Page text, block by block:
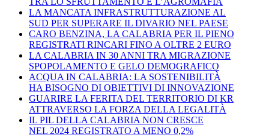
LA MANCATA INFRASTRUTTURAZIONE AL
SUD PER SUPERARE IL DIVARIO NEL PAESE
CARO BENZINA, LA CALABRIA PER IL PIENO
REGISTRATI RINCARI FINO A OLTRE 2 EURO
LA CALABRIA IN 30 ANNI TRA MIGRAZIONE
SPOPOLAMENTO E GELO DEMOGRAFICO
ACQUA IN CALABRIA: LA SOSTENIBILITÀ
HA BISOGNO DI OBIETTIVI DI INNOVAZIONE
GUARIRE LA FERITA DEL TERRITORIO DI KR
ATTRAVERSO LA FORZA DELLA LEGALITÀ
IL PIL DELLA CALABRIA NON CRESCE
NEL 2024 REGISTRATO A MENO 0,2%